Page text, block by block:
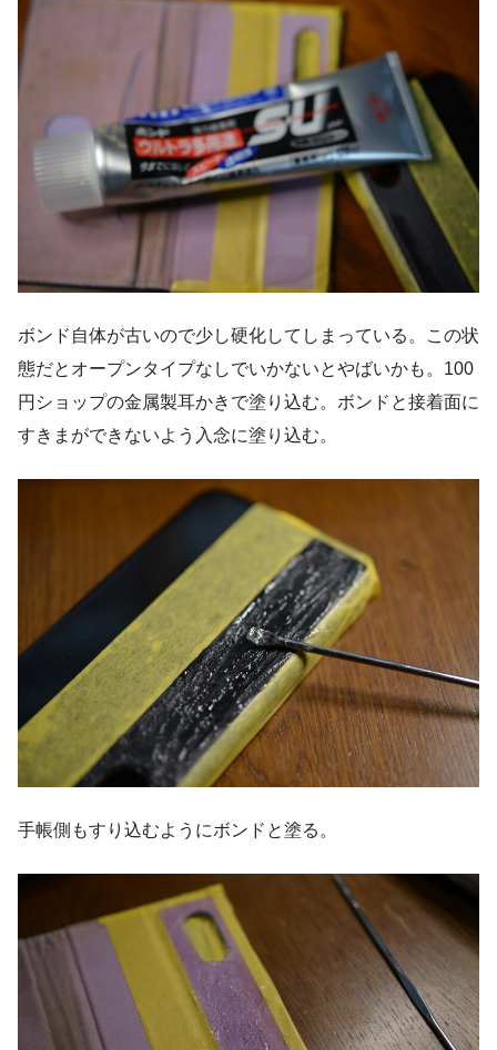
ボンド自体が古いので少し硬化してしまっている。この状
態だとオープンタイプなしでいかないとやばいかも。100
円ショップの金属製耳かきで塗り込む。ボンドと接着面に
すきまができないよう入念に塗り込む。
手帳側もすり込むようにボンドと塗る。